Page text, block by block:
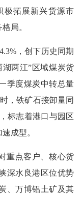
极拓展新兴货源市
局。
，创下历史同期
两江”区域煤炭货
季度煤炭中转总量
，铁矿石接卸量同
标志着港口与园区
成型。
重点客户、核心货
深水良港区位优势
、万博铝土矿及其